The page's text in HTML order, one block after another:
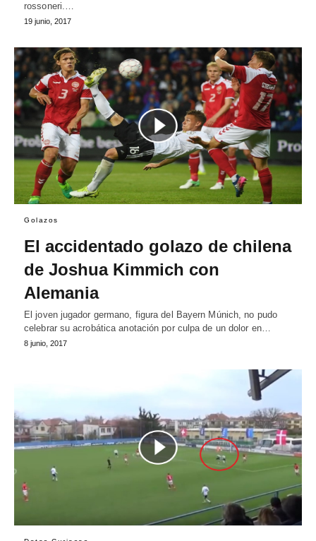
rossoneri.…
19 junio, 2017
Golazos
El accidentado golazo de chilena
de Joshua Kimmich con
Alemania
El joven jugador germano, figura del Bayern Múnich, no pudo
celebrar su acrobática anotación por culpa de un dolor en…
8 junio, 2017